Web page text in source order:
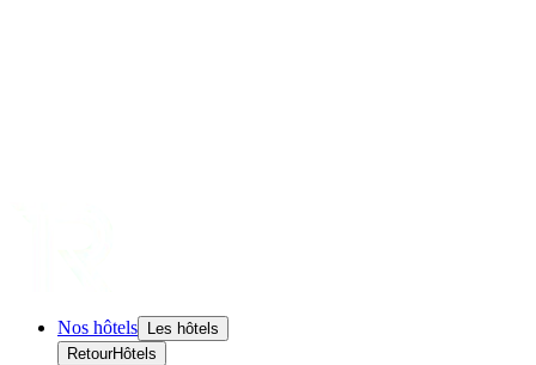
Nos hôtels
Les hôtels
RetourHôtels